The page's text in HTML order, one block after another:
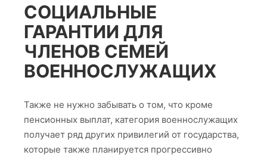
СОЦИАЛЬНЫЕ
ГАРАНТИИ ДЛЯ
ЧЛЕНОВ СЕМЕЙ
ВОЕННОСЛУЖАЩИХ
Также не нужно забывать о том, что кроме
пенсионных выплат, категория военнослужащих
получает ряд других привилегий от государства,
которые также планируется прогрессивно